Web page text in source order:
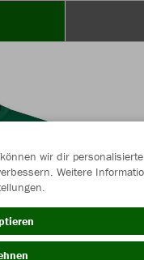
wir dir personalisierte
Weitere